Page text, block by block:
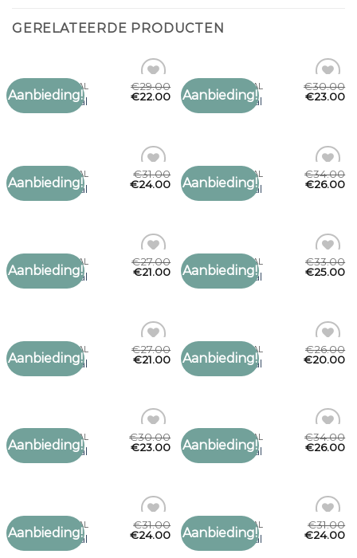
GERELATEERDE PRODUCTEN
Aanbieding!
Toevoegen
MARCCAIN SJAAL
marccain sjaal
€29.00
€22.00 Aanbieding!
Toevoegen
MARCCAIN SJAAL
marccain sjaal
€30.00
€23.00
Aanbieding!
Toevoegen
MARCCAIN SJAAL
marccain sjaal
€31.00
€24.00 Aanbieding!
Toevoegen
MARCCAIN SJAAL
marccain sjaal
€34.00
€26.00
Aanbieding!
Toevoegen
MARCCAIN SJAAL
marccain sjaal
€27.00
€21.00 Aanbieding!
Toevoegen
MARCCAIN SJAAL
marccain sjaal
€33.00
€25.00
Aanbieding!
Toevoegen
MARCCAIN SJAAL
marccain sjaal
€27.00
€21.00 Aanbieding!
Toevoegen
MARCCAIN SJAAL
marccain sjaal
€26.00
€20.00
Aanbieding!
Toevoegen
MARCCAIN SJAAL
marccain sjaal
€30.00
€23.00 Aanbieding!
Toevoegen
MARCCAIN SJAAL
marccain sjaal
€34.00
€26.00
Aanbieding!
Toevoegen
MARCCAIN SJAAL
marccain sjaal
€31.00
€24.00 Aanbieding!
Toevoegen
MARCCAIN SJAAL
marccain sjaal
€31.00
€24.00